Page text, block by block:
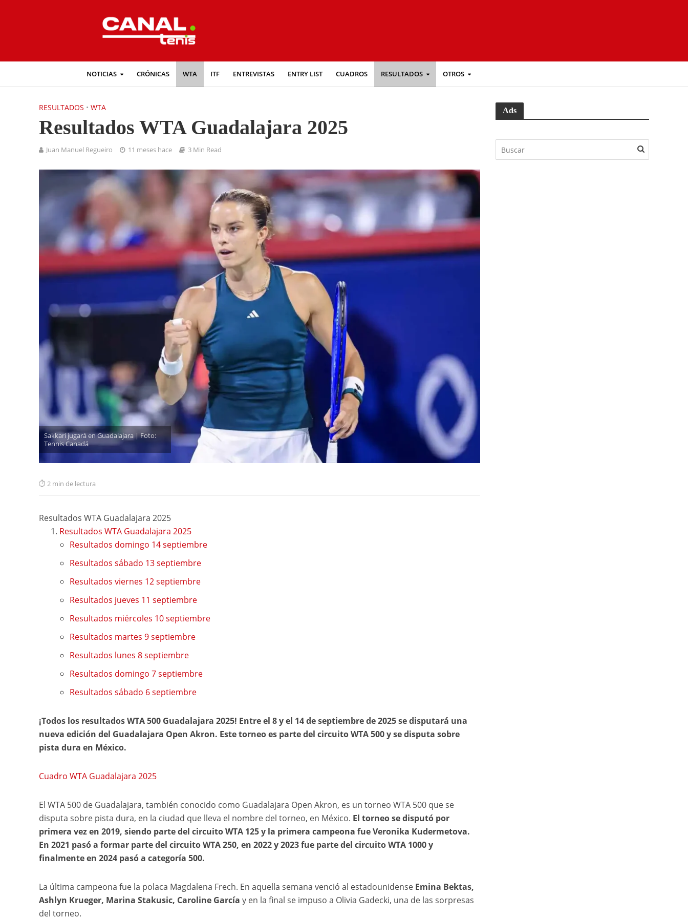
NOTICIAS CRÓNICAS WTA ITF ENTREVISTAS ENTRY LIST CUADROS RESULTADOS OTROS
RESULTADOS • WTA
Resultados WTA Guadalajara 2025
Juan Manuel Regueiro 11 meses hace 3 Min Read
Sakkari jugará en Guadalajara | Foto:
Tennis Canadá
2 min de lectura
Resultados WTA Guadalajara 2025
Resultados WTA Guadalajara 2025
Resultados domingo 14 septiembre
Resultados sábado 13 septiembre
Resultados viernes 12 septiembre
Resultados jueves 11 septiembre
Resultados miércoles 10 septiembre
Resultados martes 9 septiembre
Resultados lunes 8 septiembre
Resultados domingo 7 septiembre
Resultados sábado 6 septiembre
¡Todos los resultados WTA 500 Guadalajara 2025! Entre el 8 y el 14 de septiembre de 2025 se disputará una
nueva edición del Guadalajara Open Akron. Este torneo es parte del circuito WTA 500 y se disputa sobre
pista dura en México.
Cuadro WTA Guadalajara 2025
El WTA 500 de Guadalajara, también conocido como Guadalajara Open Akron, es un torneo WTA 500 que se
disputa sobre pista dura, en la ciudad que lleva el nombre del torneo, en México. El torneo se disputó por
primera vez en 2019, siendo parte del circuito WTA 125 y la primera campeona fue Veronika Kudermetova.
En 2021 pasó a formar parte del circuito WTA 250, en 2022 y 2023 fue parte del circuito WTA 1000 y
finalmente en 2024 pasó a categoría 500.
La última campeona fue la polaca Magdalena Frech. En aquella semana venció al estadounidense Emina Bektas,
Ashlyn Krueger, Marina Stakusic, Caroline García y en la final se impuso a Olivia Gadecki, una de las sorpresas
del torneo.
Ads